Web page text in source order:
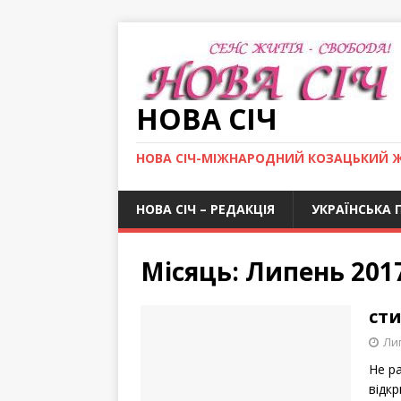
НОВА СІЧ
НОВА СІЧ-МІЖНАРОДНИЙ КОЗАЦЬКИЙ
НОВА СІЧ – РЕДАКЦІЯ УКРАЇНСЬКА
Місяць: Липень
Не